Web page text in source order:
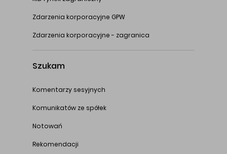
Zdarzenia korporacyjne GPW
Zdarzenia korporacyjne - zagranica
Szukam
Komentarzy sesyjnych
Komunikatów ze spółek
Notowań
Rekomendacji